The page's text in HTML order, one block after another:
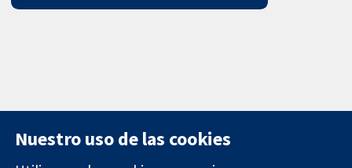
Nuestro uso de las cookies